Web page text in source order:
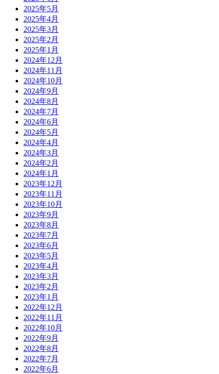
2025年5月
2025年4月
2025年3月
2025年2月
2025年1月
2024年12月
2024年11月
2024年10月
2024年9月
2024年8月
2024年7月
2024年6月
2024年5月
2024年4月
2024年3月
2024年2月
2024年1月
2023年12月
2023年11月
2023年10月
2023年9月
2023年8月
2023年7月
2023年6月
2023年5月
2023年4月
2023年3月
2023年2月
2023年1月
2022年12月
2022年11月
2022年10月
2022年9月
2022年8月
2022年7月
2022年6月